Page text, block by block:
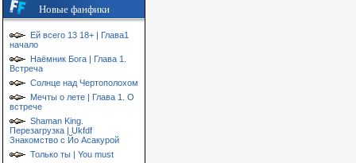
Новые фанфики
Ей всего 13 18+ | Глава1
начало
Наёмник Бога | Глава 1.
Встреча
Солнце над Чертополохом
Мечты о лете | Глава 1. О
встрече
Shaman King.
Перезагрузка | Ukfdf
Знакомство с Йо Асакурой
Только ты | You must